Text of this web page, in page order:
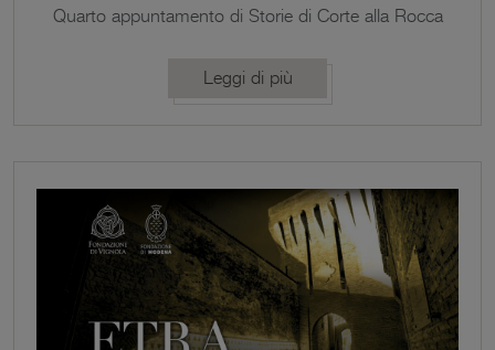
Quarto appuntamento di Storie di Corte alla Rocca
Bagatto” di Messer Lo Stramagante, in scena
Leggi di più